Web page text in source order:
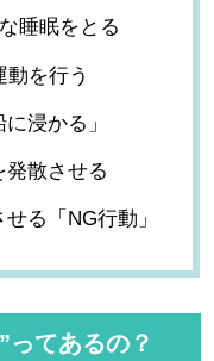
睡眠をとる
を行う
浸かる」
散させる
る「NG行動」
ってあるの？